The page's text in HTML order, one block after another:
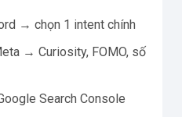
→ chọn 1 intent chính
→ Curiosity, FOMO, số
Search Console